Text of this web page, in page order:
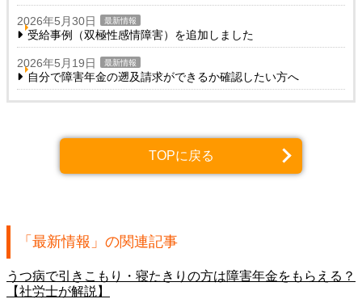
2026年5月30日 最新情報
受給事例（双極性感情障害）を追加しました
2026年5月19日 最新情報
自分で障害年金の遡及請求ができるか確認したい方へ
TOPに戻る
「最新情報」の関連記事
うつ病で引きこもり・寝たきりの方は障害年金をもらえる？
【社労士が解説】